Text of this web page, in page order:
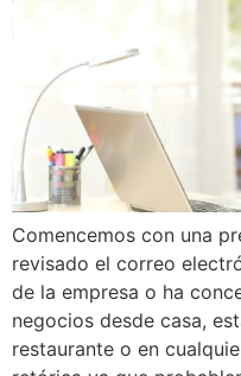
Comencemos con una
revisado el correo
de la empresa o ha
negocios desde casa,
restaurante o en